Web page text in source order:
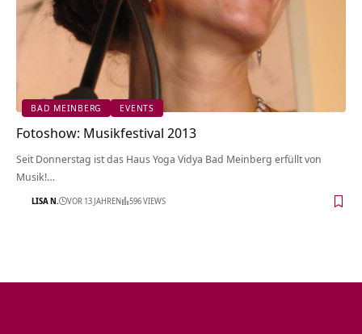
BAD MEINBERG EVENTS
Fotoshow: Musikfestival 2013
Seit Donnerstag ist das Haus Yoga Vidya Bad Meinberg erfüllt von
Musik!…
LISA N. VOR 13 JAHREN 596 VIEWS